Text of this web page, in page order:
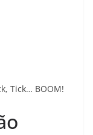
Tick… BOOM!